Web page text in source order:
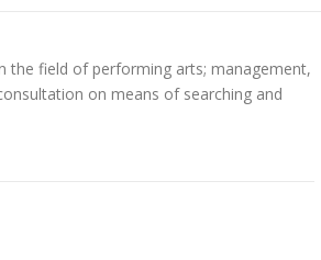
the field of performing arts; management,
on means of searching and